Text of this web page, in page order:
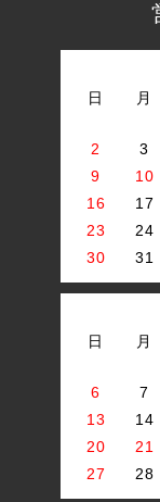
日 月
2
3
9
10
16
17
23
24
30
31
日 月
6
7
13
14
20
21
27
28